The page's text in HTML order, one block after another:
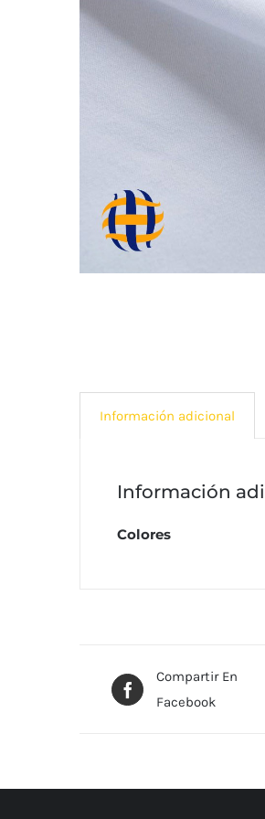
Información adicional
Información
Colores
Compartir En
Facebook